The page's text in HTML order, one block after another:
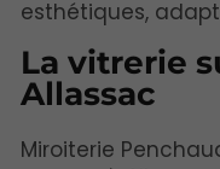
esthétiques,
La vitrerie
Allassac
Miroiterie